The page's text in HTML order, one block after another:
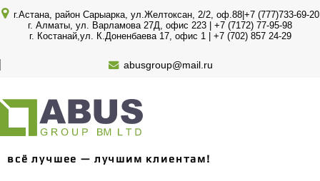
г.Астана, район Сарыарка, ул.Желтоксан, 2/2, оф.88|+7 (777)733-69-20
г. Алматы, ул. Варламова 27Д, офис 223 | +7 (7172) 77-95-98
г. Костанай,ул. К.Доненбаева 17, офис 1 | +7 (702) 857 24-29
abusgroup@mail.ru
всё лучшее — лучшим клиентам!